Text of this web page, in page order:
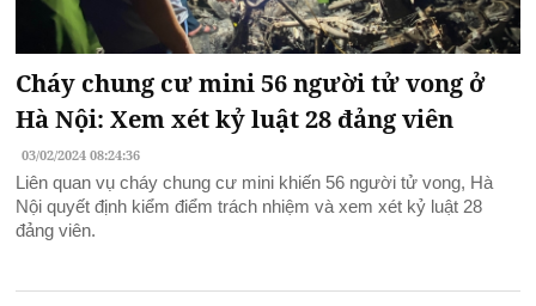
Cháy chung cư mini 56 người tử vong ở
Hà Nội: Xem xét kỷ luật 28 đảng viên
03/02/2024 08:24:36
Liên quan vụ cháy chung cư mini khiến 56 người tử vong, Hà
Nội quyết định kiểm điểm trách nhiệm và xem xét kỷ luật 28
đảng viên.